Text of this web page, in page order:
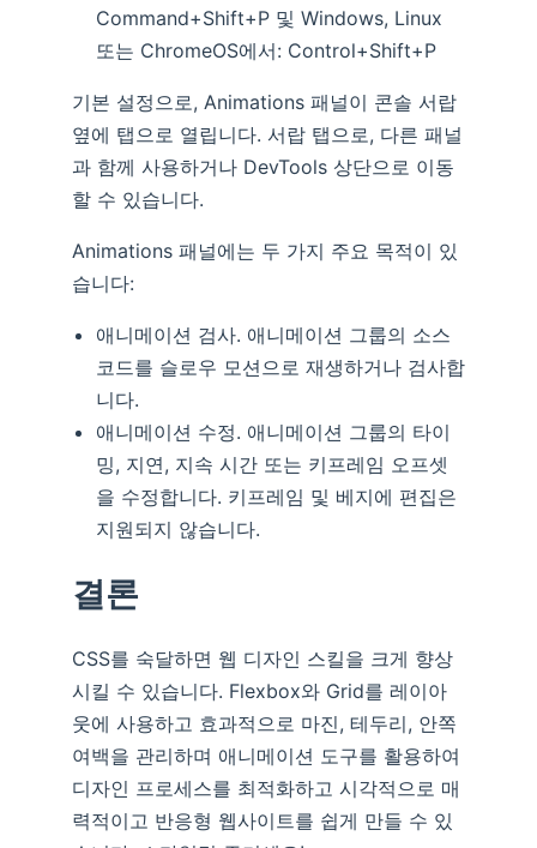
Command+Shift+P 및 Windows, Linux
또는 ChromeOS에서: Control+Shift+P
기본 설정으로, Animations 패널이 콘솔 서랍
옆에 탭으로 열립니다. 서랍 탭으로, 다른 패널
과 함께 사용하거나 DevTools 상단으로 이동
할 수 있습니다.
Animations 패널에는 두 가지 주요 목적이 있
습니다:
애니메이션 검사. 애니메이션 그룹의 소스
코드를 슬로우 모션으로 재생하거나 검사합
니다.
애니메이션 수정. 애니메이션 그룹의 타이
밍, 지연, 지속 시간 또는 키프레임 오프셋
을 수정합니다. 키프레임 및 베지에 편집은
지원되지 않습니다.
결론
CSS를 숙달하면 웹 디자인 스킬을 크게 향상
시킬 수 있습니다. Flexbox와 Grid를 레이아
웃에 사용하고 효과적으로 마진, 테두리, 안쪽
여백을 관리하며 애니메이션 도구를 활용하여
디자인 프로세스를 최적화하고 시각적으로 매
력적이고 반응형 웹사이트를 쉽게 만들 수 있